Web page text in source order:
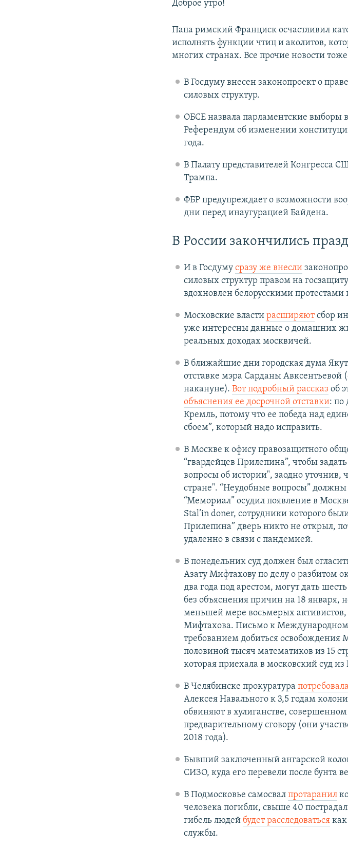
Доброе утро!
Папа римский Франциск осчастливил
исполнять функции чтиц и аколитов,
многих странах. Все прочие новости
В Госдуму внесен законопроект о
силовых структур.
ОБСЕ назвала парламентские выборы
Референдум об изменении
года.
В Палату представителей Конгресса
Трампа.
ФБР предупреждает о возможности
дни перед инаугурацией Байдена.
В России закончились
И в Госдуму сразу же внесли
силовых структур правом на
вдохновлен белорусскими
Московские власти расширяютсбор
уже интересны данные о домашних
реальных доходах москвичей.
В ближайшие дни городская дума
отставке мэра Сарданы
накануне). Вот подробный рассказ об
объяснения ее досрочной отставки: по
Кремль, потому что ее победа над
сбоем”, который надо исправить.
В Москве к офису правозащитного
“гвардейцев Прилепина”, чтобы
вопросы об истории", заодно уточнив,
стране". “Неудобные вопросы”
“Мемориал” осудил появление в
Stal’in doner, сотрудники которого
Прилепина” дверь никто не открыл,
удаленно в связи с пандемией.
В понедельник суд должен был
Азату Мифтахову по делу о разбитом
два года под арестом, могут дать
без объяснения причин на 18 января,
меньшей мере восьмерых
Мифтахова. Письмо к
требованием добиться освобождения
половиной тысяч математиков из 15
которая приехала в московский суд
В Челябинске прокуратура потребовала
Алексея Навального к 3,5 годам
обвиняют в хулиганстве,
предварительному сговору (они
2018 года).
Бывший заключенный ангарской
СИЗО, куда его перевели после бунта
В Подмосковье самосвал протаранил
человека погибли, свыше 40
гибель людей будет расследоватьсякак
службы.